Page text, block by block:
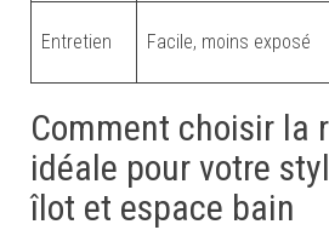
Entretien Facile, moins exposé
Comment choisir la
idéale pour votre
îlot et espace bain